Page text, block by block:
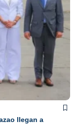
llegan a